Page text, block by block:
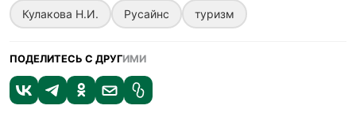
Кулакова Н.И. Русайнс туризм
ПОДЕЛИТЕСЬ С ДРУГИМИ